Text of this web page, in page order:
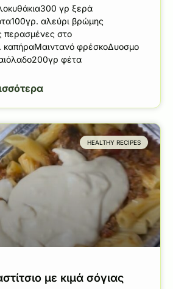
γρ ξερά
αλεύρι βρώμης
περασμένες στο
καπήραΜαιντανό φρέσκοΔυοσμο
φέτα
HEALTHY RECIPES
με κιμά σόγιας